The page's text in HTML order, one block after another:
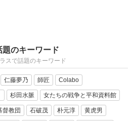
題のキーワード
スで話題のキーワード
仁藤夢乃 師匠 Colabo
杉田水脈 女たちの戦争と平和資料館
督教団 石破茂 朴元淳 黄虎男